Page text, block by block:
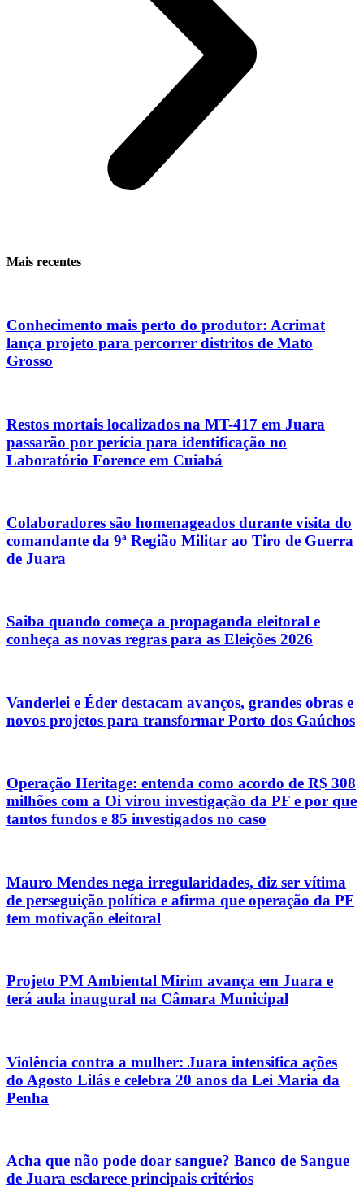
Mais recentes
Conhecimento mais perto do produtor: Acrimat
lança projeto para percorrer distritos de Mato
Grosso
Restos mortais localizados na MT-417 em Juara
passarão por perícia para identificação no
Laboratório Forence em Cuiabá
Colaboradores são homenageados durante visita do
comandante da 9ª Região Militar ao Tiro de Guerra
de Juara
Saiba quando começa a propaganda eleitoral e
conheça as novas regras para as Eleições 2026
Vanderlei e Éder destacam avanços, grandes obras e
novos projetos para transformar Porto dos Gaúchos
Operação Heritage: entenda como acordo de R$ 308
milhões com a Oi virou investigação da PF e por que
tantos fundos e 85 investigados no caso
Mauro Mendes nega irregularidades, diz ser vítima
de perseguição política e afirma que operação da PF
tem motivação eleitoral
Projeto PM Ambiental Mirim avança em Juara e
terá aula inaugural na Câmara Municipal
Violência contra a mulher: Juara intensifica ações
do Agosto Lilás e celebra 20 anos da Lei Maria da
Penha
Acha que não pode doar sangue? Banco de Sangue
de Juara esclarece principais critérios